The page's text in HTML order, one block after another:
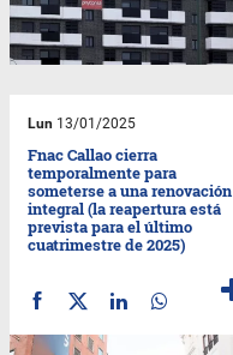
Lun 13/01/2025
Fnac Callao cierra
temporalmente para
someterse a una renovación
integral (la reapertura está
prevista para el último
cuatrimestre de 2025)